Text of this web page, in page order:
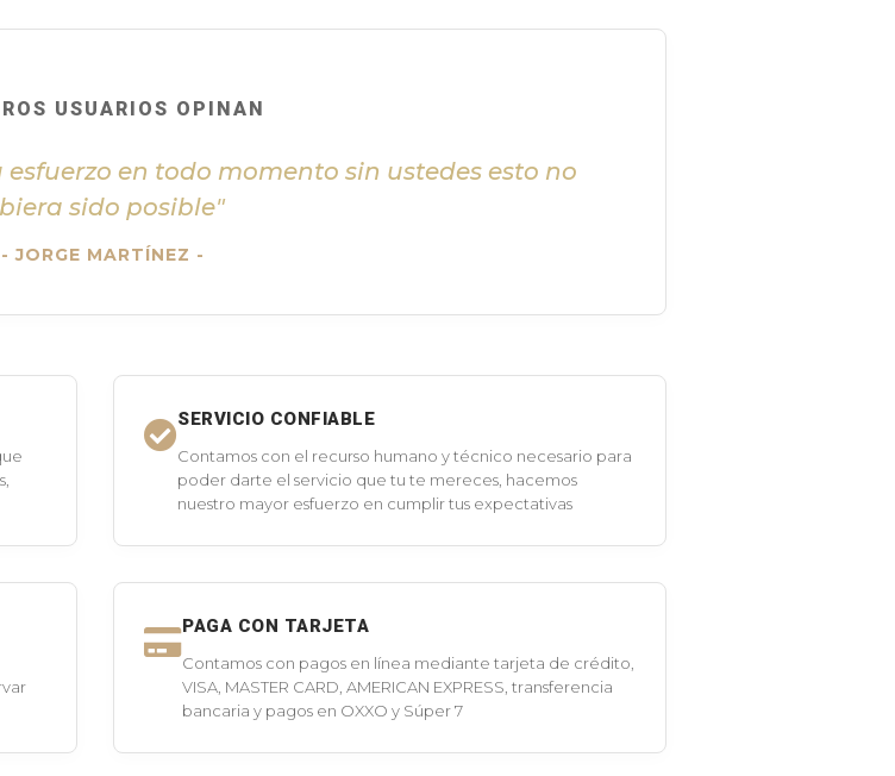
USUARIOS OPINAN
en todo momento sin ustedes esto no
sido posible"
- JORGE MARTÍNEZ -
SERVICIO CONFIABLE
Contamos con el recurso humano y técnico necesario para
poder darte el servicio que tu te mereces, hacemos
nuestro mayor esfuerzo en cumplir tus expectativas
PAGA CON TARJETA
Contamos con pagos en línea mediante tarjeta de crédito,
VISA, MASTER CARD, AMERICAN EXPRESS, transferencia
bancaria y pagos en OXXO y Súper 7